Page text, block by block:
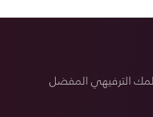
الترفيهي المفضل